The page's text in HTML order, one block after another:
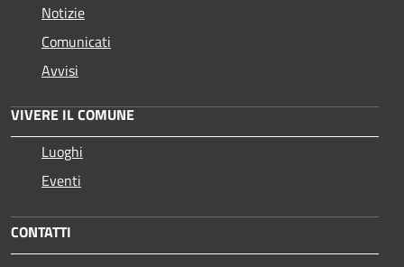
Notizie
Comunicati
Avvisi
VIVERE IL COMUNE
Luoghi
Eventi
CONTATTI